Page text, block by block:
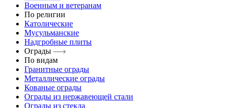
Военным и ветеранам
По религии
Католические
Мусульманские
Надгробные плиты
Ограды
По видам
Гранитные ограды
Металлические ограды
Кованые ограды
Ограды из нержавеющей стали
Ограды из стекла